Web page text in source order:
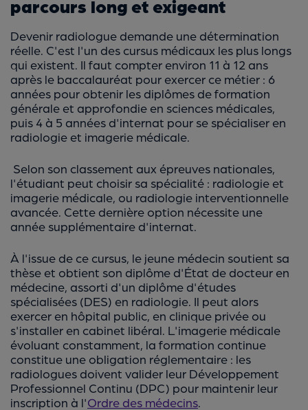
parcours long et exigeant
Devenir radiologue demande une détermination
réelle. C'est l'un des cursus médicaux les plus longs
qui existent. Il faut compter environ 11 à 12 ans
après le baccalauréat pour exercer ce métier : 6
années pour obtenir les diplômes de formation
générale et approfondie en sciences médicales,
puis 4 à 5 années d'internat pour se spécialiser en
radiologie et imagerie médicale.
Selon son classement aux épreuves nationales,
l'étudiant peut choisir sa spécialité : radiologie et
imagerie médicale, ou radiologie interventionnelle
avancée. Cette dernière option nécessite une
année supplémentaire d'internat.
À l'issue de ce cursus, le jeune médecin soutient sa
thèse et obtient son diplôme d'État de docteur en
médecine, assorti d'un diplôme d'études
spécialisées (DES) en radiologie. Il peut alors
exercer en hôpital public, en clinique privée ou
s'installer en cabinet libéral. L'imagerie médicale
évoluant constamment, la formation continue
constitue une obligation réglementaire : les
radiologues doivent valider leur Développement
Professionnel Continu (DPC) pour maintenir leur
inscription à l'Ordre des médecins